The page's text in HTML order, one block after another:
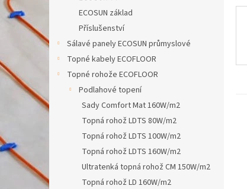
ECOSUN základ
Příslušenství
Sálavé panely ECOSUN průmyslové
Topné kabely ECOFLOOR
Topné rohože ECOFLOOR
Podlahové topení
Sady Comfort Mat 160W/m2
Topná rohož LDTS 80W/m2
Topná rohož LDTS 100W/m2
Topná rohož LDTS 160W/m2
Ultratenká topná rohož CM 150W/m2
Topná rohož LD 160W/m2